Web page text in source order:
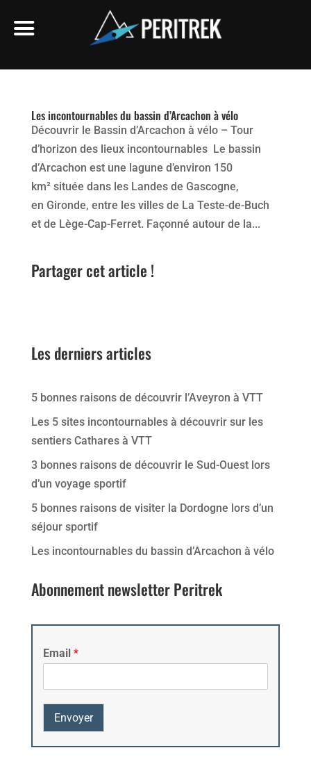
Les incontournables du bassin d’Arcachon à vélo
Découvrir le Bassin d’Arcachon à vélo – Tour
d’horizon des lieux incontournables Le bassin
d’Arcachon est une lagune d’environ 150
km² située dans les Landes de Gascogne,
en Gironde, entre les villes de La Teste-de-Buch
et de Lège-Cap-Ferret. Façonné autour de la...
Partager cet article !
Les derniers articles
5 bonnes raisons de découvrir l’Aveyron à VTT
Les 5 sites incontournables à découvrir sur les
sentiers Cathares à VTT
3 bonnes raisons de découvrir le Sud-Ouest lors
d’un voyage sportif
5 bonnes raisons de visiter la Dordogne lors d’un
séjour sportif
Les incontournables du bassin d’Arcachon à vélo
Abonnement newsletter Peritrek
Email *
Envoyer